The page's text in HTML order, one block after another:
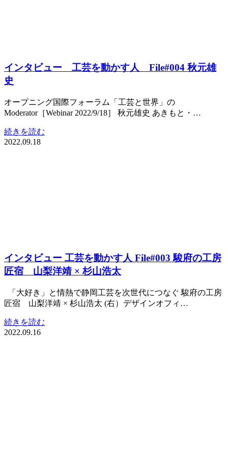
インタビュー 工芸を動かす人 File#004 秋元雄
史
オープニング国際フォーラム「工芸と世界」の
Moderator［Webinar 2022/9/18］ 秋元雄史 あきもと・…
続きを読む
2022.09.18
インタビュー 工芸を動かす人 File#003 駿府の工房
匠宿 山梨洋靖 × 杉山浩太
「大好き」と情熱で静岡工芸を次世代につなぐ 駿府の工房
匠宿 山梨洋靖 × 杉山浩太 (右）デザインオフィ…
続きを読む
2022.09.16